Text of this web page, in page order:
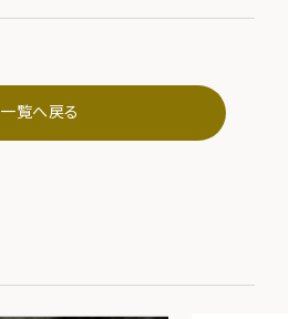
一覧へ戻る